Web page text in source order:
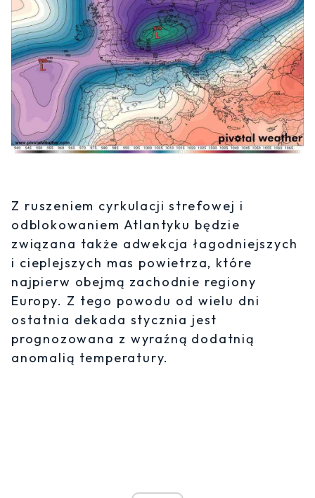
Z ruszeniem cyrkulacji strefowej i
odblokowaniem Atlantyku będzie
związana także adwekcja łagodniejszych
i cieplejszych mas powietrza, które
najpierw obejmą zachodnie regiony
Europy. Z tego powodu od wielu dni
ostatnia dekada stycznia jest
prognozowana z wyraźną dodatnią
anomalią temperatury.